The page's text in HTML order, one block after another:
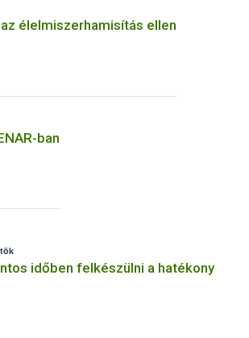
élelmiszerhamisítás ellen
ban
időben felkészülni a hatékony